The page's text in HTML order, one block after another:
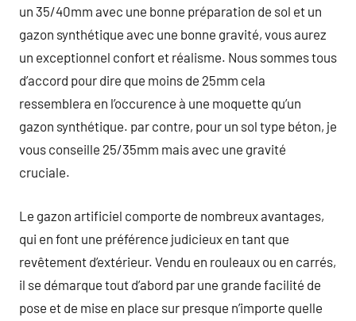
un 35/40mm avec une bonne préparation de sol et un
gazon synthétique avec une bonne gravité, vous aurez
un exceptionnel confort et réalisme. Nous sommes tous
d’accord pour dire que moins de 25mm cela
ressemblera en l’occurence à une moquette qu’un
gazon synthétique. par contre, pour un sol type béton, je
vous conseille 25/35mm mais avec une gravité
cruciale.
Le gazon artificiel comporte de nombreux avantages,
qui en font une préférence judicieux en tant que
revêtement d’extérieur. Vendu en rouleaux ou en carrés,
il se démarque tout d’abord par une grande facilité de
pose et de mise en place sur presque n’importe quelle